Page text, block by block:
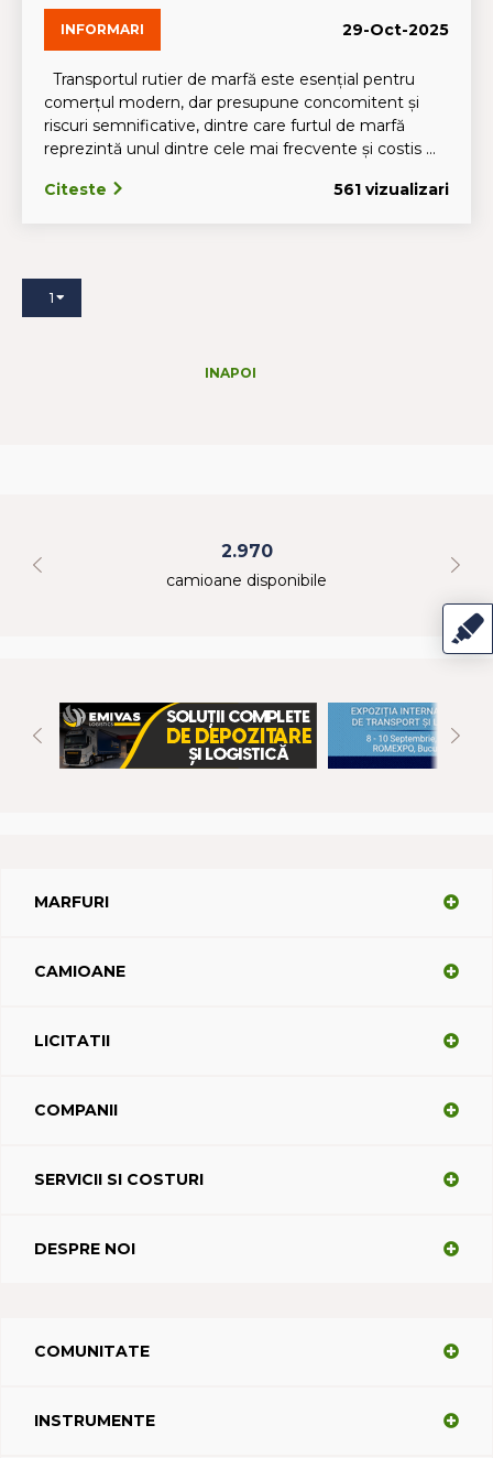
INFORMARI 29-Oct-2025
Transportul rutier de marfă este esențial pentru
comerțul modern, dar presupune concomitent și
riscuri semnificative, dintre care furtul de marfă
reprezintă unul dintre cele mai frecvente și costis ...
Citeste 561 vizualizari
1
INAPOI
2.970
camioane disponibile
MARFURI
CAMIOANE
LICITATII
COMPANII
SERVICII SI COSTURI
DESPRE NOI
COMUNITATE
INSTRUMENTE